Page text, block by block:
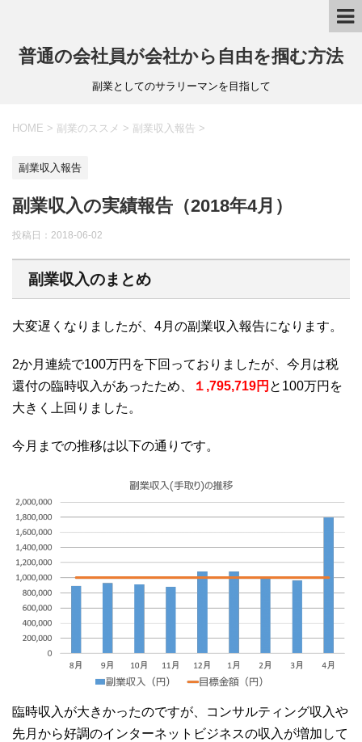
普通の会社員が会社から自由を掴む方法
副業としてのサラリーマンを目指して
HOME > 副業のススメ > 副業収入報告 >
副業収入報告
副業収入の実績報告（2018年4月）
投稿日： 2018-06-02
副業収入のまとめ
大変遅くなりましたが、4月の副業収入報告になります。
2か月連続で100万円を下回っておりましたが、今月は税
還付の臨時収入があったため、
１,795,719円 と100万円を
大きく上回りました。
今月までの推移は以下の通りです。
臨時収入が大きかったのですが、コンサルティング収入や
先月から好調のインターネットビジネスの収入が増加して